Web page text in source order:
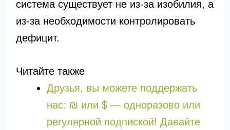
система существует не из-за изобилия, а
из-за необходимости контролировать
дефицит.
Читайте также
Друзья, вы можете поддержать
нас: ₪ или $ — одноразово или
регулярной подпиской! Давайте